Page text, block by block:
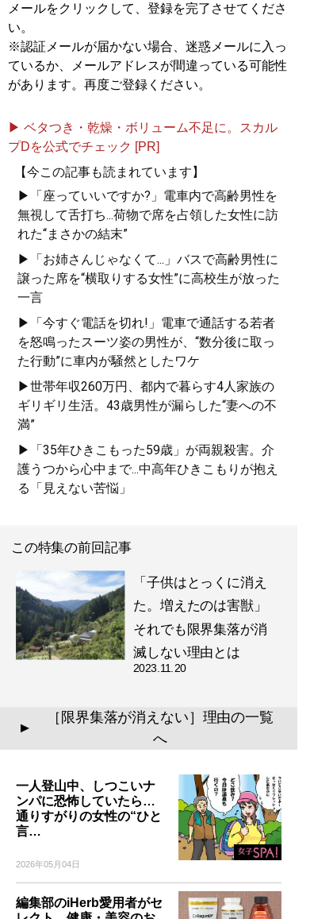
メールをクリックして、登録を完了させてくださ
い。
※認証メールが届かない場合、迷惑メールに入っ
ているか、メールアドレスが間違っている可能性
があります。再度ご登録ください。
▶ ベタつき・乾燥・ボリューム不足に。スカル
プDを公式でチェック [PR]
【今この記事も読まれています】
▶「座っていいですか?」電車内で高齢男性を
無視して舌打ち...荷物で席を占領した女性に訪
れた“まさかの結末”
▶「お姉さんじゃなくて...」バスで高齢男性に
譲った席を“横取りする女性”に高校生が放った
一言
▶「今すぐ電話を切れ!」電車で通話する若者
を怒鳴ったスーツ姿の男性が、“数分後に取っ
た行動”に車内が騒然としたワケ
▶世帯年収260万円、都内で暮らす4人家族の
ギリギリ生活。43歳男性が漏らした“妻への不
満”
▶「35年ひきこもった59歳」が両親殺害。介
護うつから心中まで...中高年ひきこもりが抱え
る「見えない苦悩」
この特集の前回記事
「子供はとっくに消え
た。増えたのは害獣」
それでも限界集落が消
滅しない理由とは
2023.11.20
▲
［限界集落が消えない］理由の一覧
へ
一人登山中、しつこいナ
ンパに恐怖していたら…
通りすがりの女性の“ひと
言…
2026年05月04日
編集部のiHerb愛用者がセ